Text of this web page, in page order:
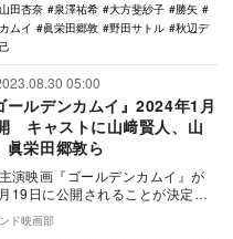
田杏奈 泉澤祐希 大方斐紗子
勝矢
ムイ
眞栄田郷敦 野田サトル
秋辺デ
05:00
ールデンカムイ』2024年1月
キャストに山﨑賢人、山
眞栄田郷敦ら
演映画『ゴールデンカムイ』が
19日に公開されることが決定し
は、シリーズ累計発行部数
ド映画部